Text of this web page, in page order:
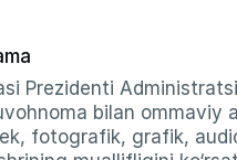
Prezidenti
bilan ommaviy
fotografik, grafik,